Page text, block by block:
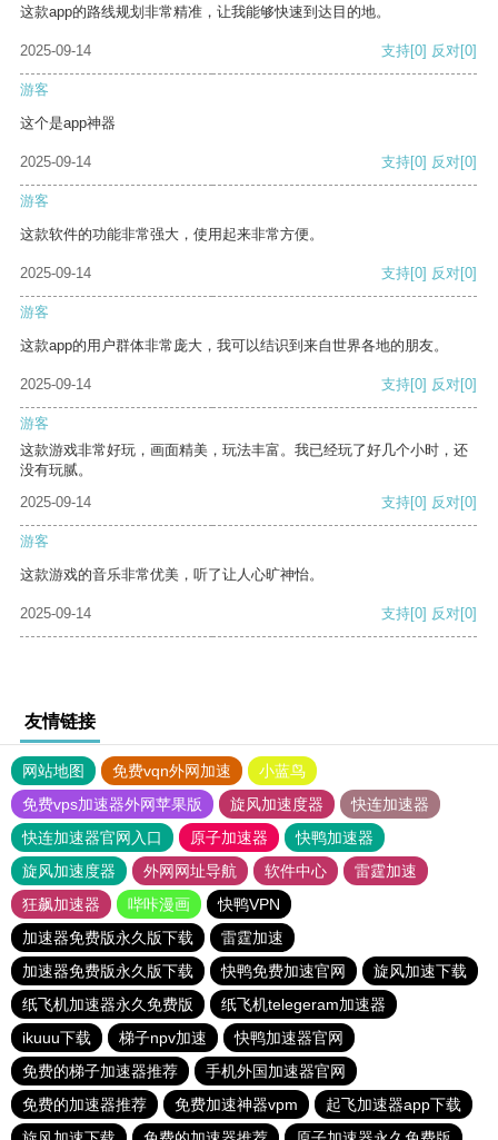
这款app的路线规划非常精准，让我能够快速到达目的地。
2025-09-14 支持[0] 反对[0]
游客
这个是app神器
2025-09-14 支持[0] 反对[0]
游客
这款软件的功能非常强大，使用起来非常方便。
2025-09-14 支持[0] 反对[0]
游客
这款app的用户群体非常庞大，我可以结识到来自世界各地的朋友。
2025-09-14 支持[0] 反对[0]
游客
这款游戏非常好玩，画面精美，玩法丰富。我已经玩了好几个小时，还
没有玩腻。
2025-09-14
支持[0] 反对[0]
游客
这款游戏的音乐非常优美，听了让人心旷神怡。
2025-09-14 支持[0] 反对[0]
友情链接
网站地图 免费vqn外网加速
小蓝鸟
免费vps加速器外网苹果版
旋风加速度器
快连加速器
快连加速器官网入口
原子加速器
快鸭加速器
旋风加速度器
外网网址导航 软件中心
雷霆加速
狂飙加速器
哔咔漫画
快鸭VPN
加速器免费版永久版下载
雷霆加速
加速器免费版永久版下载
快鸭免费加速官网
旋风加速下载
纸飞机加速器永久免费版
纸飞机telegeram加速器
ikuuu下载
梯子npv加速
快鸭加速器官网
免费的梯子加速器推荐
手机外国加速器官网
免费的加速器推荐
免费加速神器vpm
起飞加速器app下载